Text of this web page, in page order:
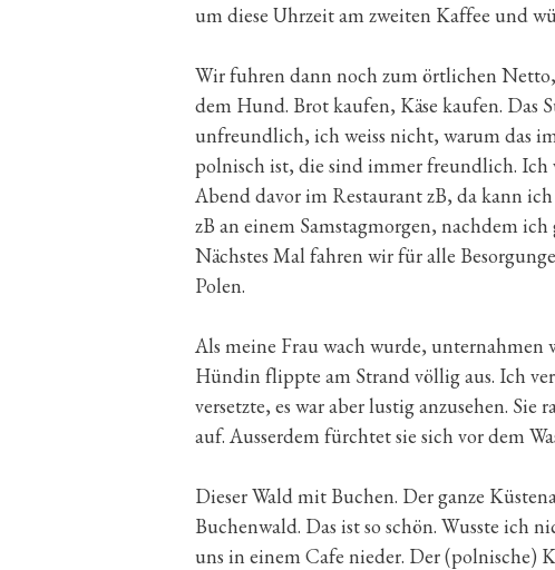
um diese Uhrzeit am zweiten Kaffee und
Wir fuhren dann noch zum örtlichen
dem Hund. Brot kaufen, Käse kaufen. Das
unfreundlich, ich weiss nicht, warum das
polnisch ist, die sind immer freundlich. Ich
Abend davor im Restaurant zB, da kann
zB an einem Samstagmorgen, nachdem
Nächstes Mal fahren wir für alle
Polen.
Als meine Frau wach wurde, unternahmen
Hündin flippte am Strand völlig aus. Ich
versetzte, es war aber lustig anzusehen.
auf. Ausserdem fürchtet sie sich vor dem
Dieser Wald mit Buchen. Der ganze
Buchenwald. Das ist so schön. Wusste ich
uns in einem Cafe nieder. Der (polnische)